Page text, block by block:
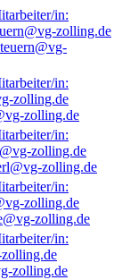
zolling.de
zolling.de
zolling.de
zolling.de